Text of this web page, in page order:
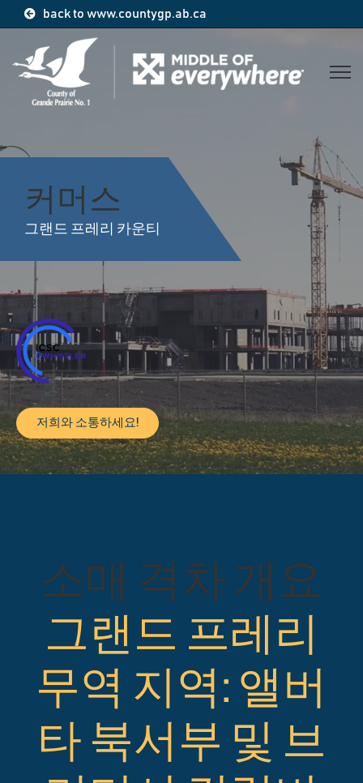
back to www.countygp.ab.ca
커머스
그랜드 프레리 카운티
2025 컨퍼런스
저희와 소통하세요!
소매 격차 개요
그랜드 프레리
무역 지역: 앨버
타 북서부 및 브